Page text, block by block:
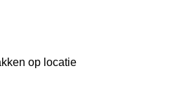
op locatie